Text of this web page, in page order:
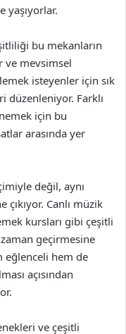
yaşıyorlar.
bu mekanların
ve mevsimsel
isteyenler için sık
düzenleniyor. Farklı
için bu
arasında yer
değil, aynı
Canlı müzik
kursları gibi çeşitli
geçirmesine
eğlenceli hem de
açısından
ve çeşitli